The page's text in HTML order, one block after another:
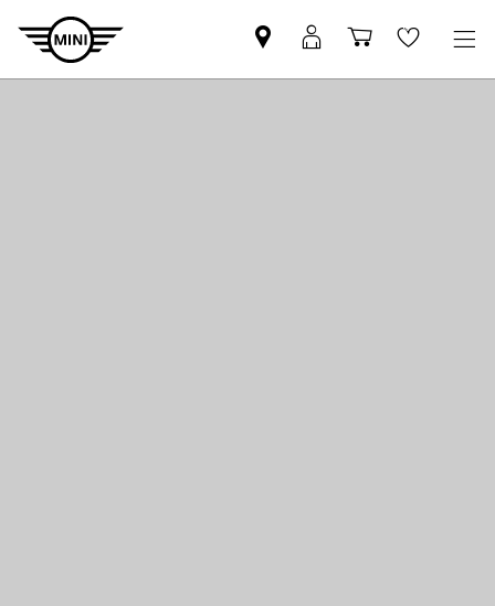
MINI
partner
MyMini-
login
Wishlist